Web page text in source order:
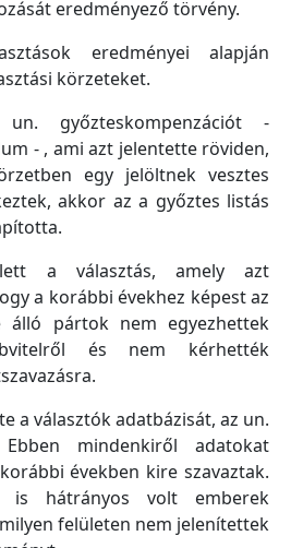
eredményező törvény.
eredményei alapján
körzeteket.
győzteskompenzációt -
- , ami azt jelentette röviden,
egy jelöltnek vesztes
akkor az a győztes listás
a választás, amely azt
a korábbi évekhez képest az
álló pártok nem egyezhettek
és nem kérhették
a választók adatbázisát, az un.
mindenkiről adatokat
években kire szavaztak.
hátrányos volt emberek
felületen nem jelenítettek